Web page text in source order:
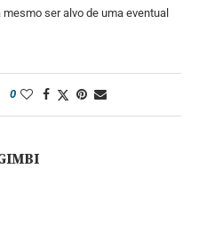
ser alvo de uma eventual
0